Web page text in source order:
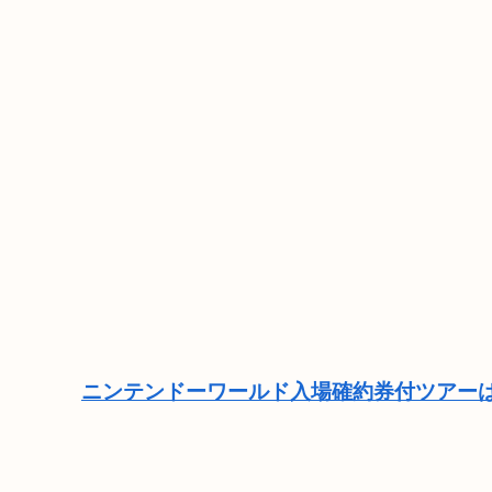
ニンテンドーワールド入場確約券付ツアー